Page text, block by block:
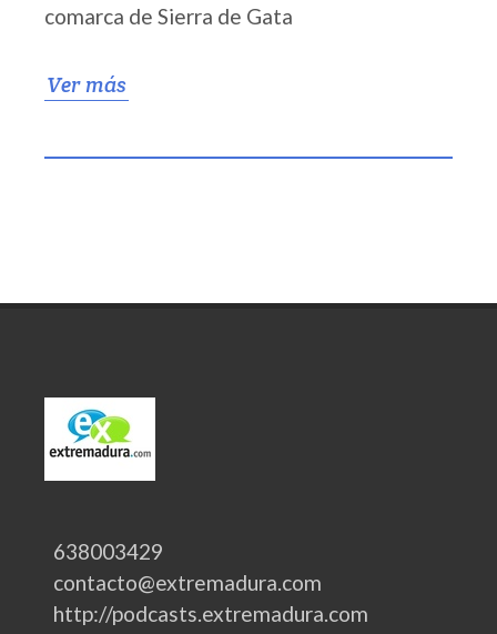
comarca de Sierra de Gata
Ver más
638003429
contacto@extremadura.com
http://podcasts.extremadura.com